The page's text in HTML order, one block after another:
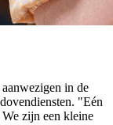
in de
"Eén
zijn een kleine